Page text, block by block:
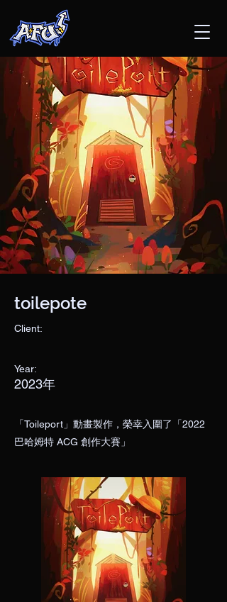
toilepote
Client:
Year:
2023年
「Toileport」動畫製作，榮幸入圍了「2022
巴哈姆特 ACG 創作大賽」